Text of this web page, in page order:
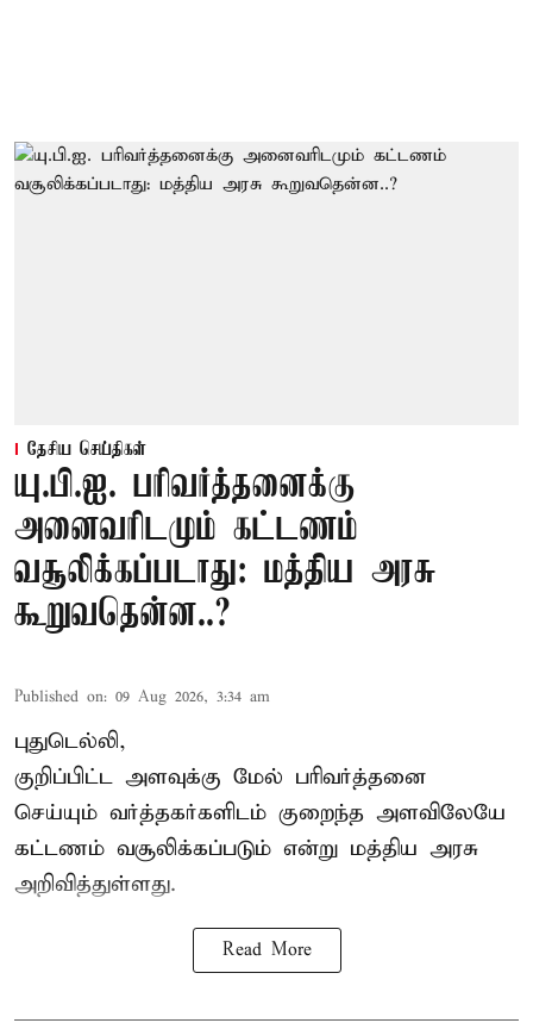
தேசிய செய்திகள்
யு.பி.ஐ. பரிவர்த்தனைக்கு
அனைவரிடமும் கட்டணம்
வசூலிக்கப்படாது: மத்திய அரசு
கூறுவதென்ன..?
Published on: 09 Aug 2026, 3:34 am
புதுடெல்லி,
குறிப்பிட்ட அளவுக்கு மேல் பரிவர்த்தனை
செய்யும் வர்த்தகர்களிடம் குறைந்த அளவிலேயே
கட்டணம் வசூலிக்கப்படும் என்று மத்திய அரசு
அறிவித்துள்ளது.
Read More